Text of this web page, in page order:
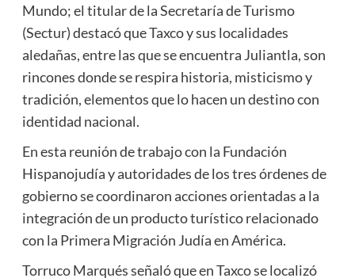
Mundo; el titular de la Secretaría de Turismo
(Sectur) destacó que Taxco y sus localidades
aledañas, entre las que se encuentra Juliantla, son
rincones donde se respira historia, misticismo y
tradición, elementos que lo hacen un destino con
identidad nacional.
En esta reunión de trabajo con la Fundación
Hispanojudía y autoridades de los tres órdenes de
gobierno se coordinaron acciones orientadas a la
integración de un producto turístico relacionado
con la Primera Migración Judía en América.
Torruco Marqués señaló que en Taxco se localizó